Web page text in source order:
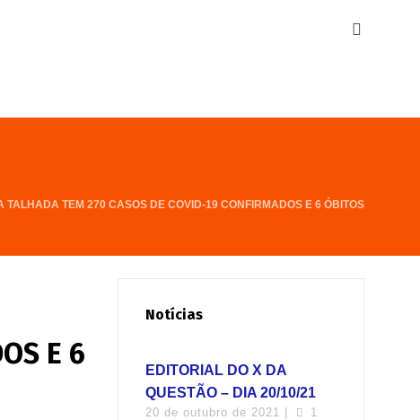
TALHADA TEM 270 CASOS DE COVID-19 CONFIRMADOS E 6 ÓBITOS
E 6
Notícias
EDITORIAL DO X DA
QUESTÃO – DIA 20/10/21
20 de outubro de 2021 | 1